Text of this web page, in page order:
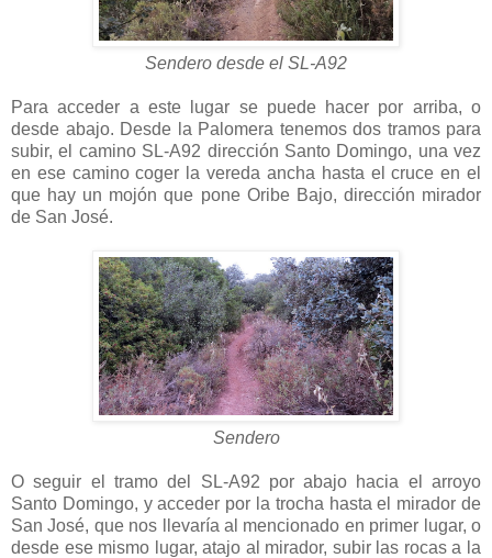
Sendero desde el SL-A92
Para acceder a este lugar se puede hacer por arriba, o
desde abajo. Desde la Palomera tenemos dos tramos para
subir, el camino SL-A92 dirección Santo Domingo, una vez
en ese camino coger la vereda ancha hasta el cruce en el
que hay un mojón que pone Oribe Bajo, dirección mirador
de San José.
Sendero
O seguir el tramo del SL-A92 por abajo hacia el arroyo
Santo Domingo, y acceder por la trocha hasta el mirador de
San José, que nos llevaría al mencionado en primer lugar, o
desde ese mismo lugar, atajo al mirador, subir las rocas a la